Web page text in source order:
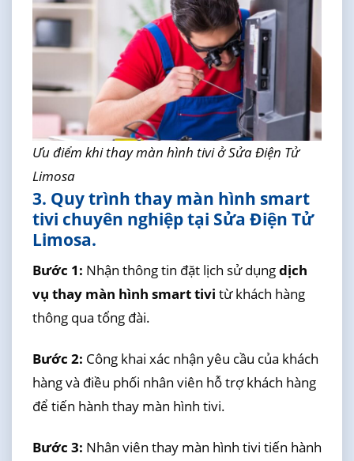
Ưu điểm khi thay màn hình tivi ở Sửa Điện Tử
Limosa
3. Quy trình thay màn hình smart
tivi chuyên nghiệp tại Sửa Điện Tử
Limosa.
Bước 1: Nhận thông tin đặt lịch sử dụngdịch
vụ thay màn hình smart tivi từ khách hàng
thông qua tổng đài.
Bước 2: Công khai xác nhận yêu cầu của khách
hàng và điều phối nhân viên hỗ trợ khách hàng
để tiến hành thay màn hình tivi.
Bước 3: Nhân viên thay màn hình tivi tiến hành